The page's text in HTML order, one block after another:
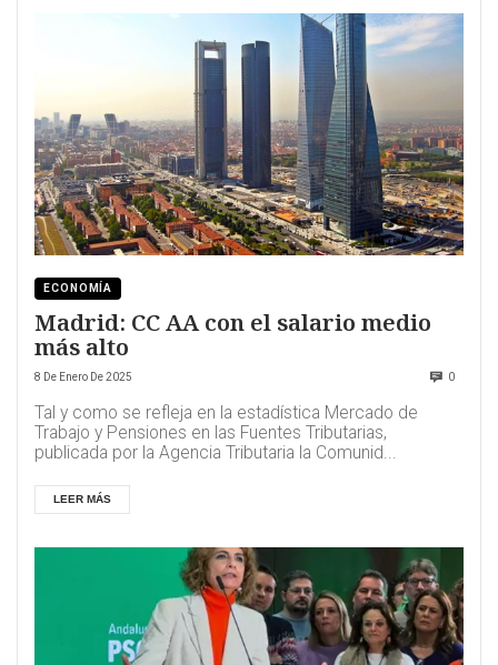
ECONOMÍA
Madrid: CC AA con el salario medio
más alto
8 De Enero De 2025 0
Tal y como se refleja en la estadística Mercado de
Trabajo y Pensiones en las Fuentes Tributarias,
publicada por la Agencia Tributaria la Comunid...
LEER MÁS